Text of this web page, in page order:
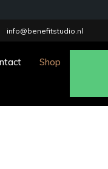
info@benefitstudio.nl
Shop